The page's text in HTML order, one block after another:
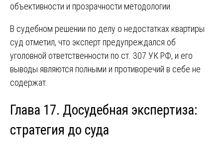
объективности и прозрачности методологии.
В судебном решении по делу о недостатках квартиры
суд отметил, что эксперт предупреждался об
уголовной ответственности по ст. 307 УК РФ, и его
выводы являются полными и противоречий в себе не
содержат.
Глава 17. Досудебная экспертиза:
стратегия до суда